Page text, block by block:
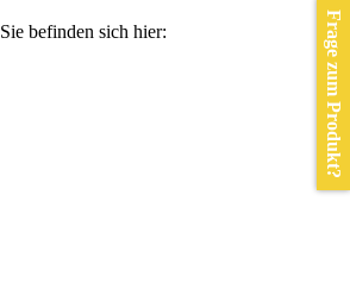
Sie befinden sich hier: Frage zum Produkt?